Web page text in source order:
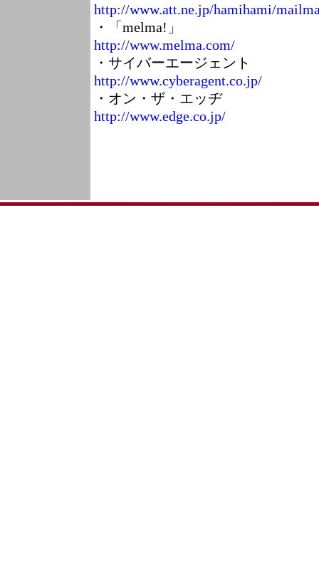
http://www.att.ne.jp/hamihami/
・「melma!」
http://www.melma.com/
・サイバーエージェント
http://www.cyberagent.co.jp/
・オン・ザ・エッヂ
http://www.edge.co.jp/